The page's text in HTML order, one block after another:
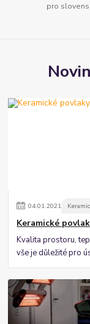
pro
04.01.2021
Keramické
Kvalita prostoru,
vše je důležité pro